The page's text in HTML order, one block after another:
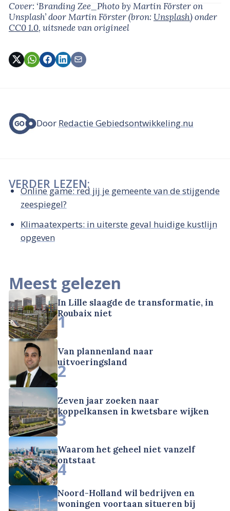
Cover: ‘Branding Zee_Photo by Martin Förster on
Unsplash’door Martin Förster(bron: Unsplash)onder
CC0 1.0, uitsnede van origineel
Door Redactie Gebiedsontwikkeling.nu
VERDER LEZEN:
Online game: red jij je gemeente van de stijgende
zeespiegel?
Klimaatexperts: in uiterste geval huidige kustlijn
opgeven
Meest gelezen
In Lille slaagde de transformatie, in
Roubaix niet
1
Van plannenland naar
uitvoeringsland
2
Zeven jaar zoeken naar
koppelkansen in kwetsbare wijken
3
Waarom het geheel niet vanzelf
ontstaat
4
Noord-Holland wil bedrijven en
woningen voortaan situeren bij